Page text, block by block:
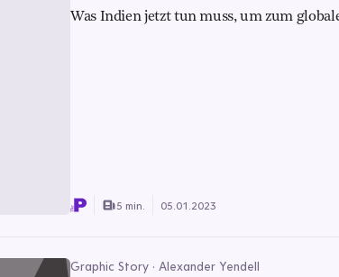
Was Indien jetzt tun muss, um zum
5 min. 05.01.2023
Graphic Story · Alexander Yendell